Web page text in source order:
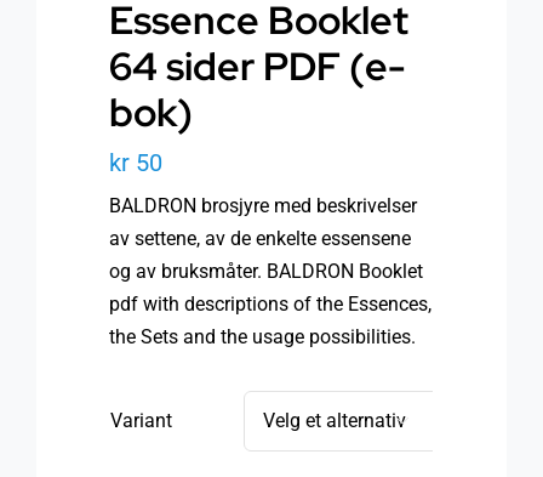
Essence Booklet
64 sider PDF (e-
bok)
kr 50
BALDRON brosjyre med beskrivelser
av settene, av de enkelte essensene
og av bruksmåter. BALDRON Booklet
pdf with descriptions of the Essences,
the Sets and the usage possibilities.
Variant 